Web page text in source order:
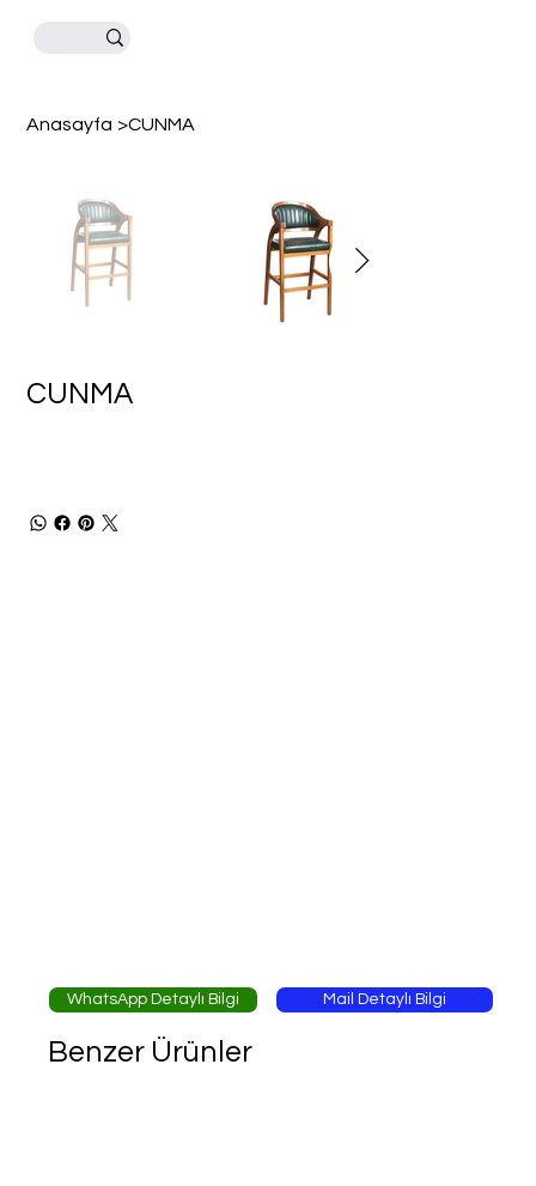
Anasayfa >CUNMA
CUNMA
WhatsApp Detaylı Bilgi Mail Detaylı Bilgi
Benzer Ürünler